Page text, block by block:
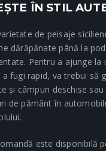
ÎN STIL
de peisaje
dărăpănate până la
Pentru a ajunge la
fugi rapid, va trebui să
și câmpuri deschise sau
de pământ în
este disponibilă